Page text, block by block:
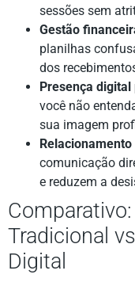
sessões sem
Gestão
planilhas
dos
Presença
você não
sua imagem
comunicação
e reduzem a
Tradicional
Digital